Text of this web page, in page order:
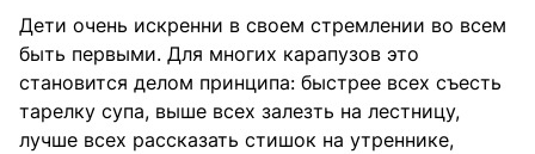
Дети очень искренни в своем стремлении во всем
быть первыми. Для многих карапузов это
становится делом принципа: быстрее всех съесть
тарелку супа, выше всех залезть на лестницу,
лучше всех рассказать стишок на утреннике,